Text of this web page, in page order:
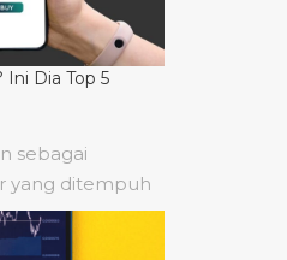
Ini Dia Top 5
sebagai
yang ditempuh